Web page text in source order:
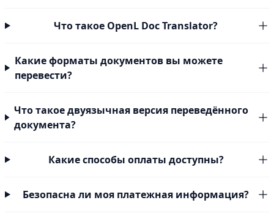
Что такое OpenL Doc Translator?
Какие форматы документов вы можете
перевести?
Что такое двуязычная версия переведённого
документа?
Какие способы оплаты доступны?
Безопасна ли моя платежная информация?